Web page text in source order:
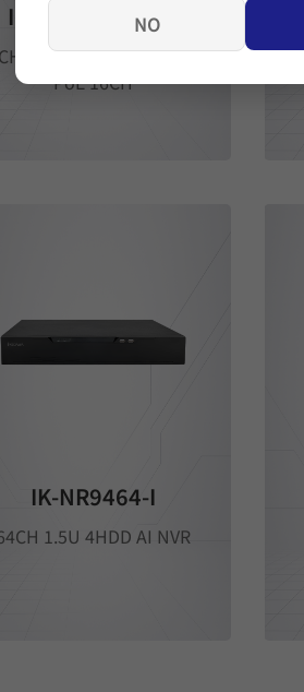
IK-NR9864-16P-I
2U 8HDD AI NVR พร้อม
PoE 16CH
IK-NR9464-I
1.5U 4HDD AI NVR
NO